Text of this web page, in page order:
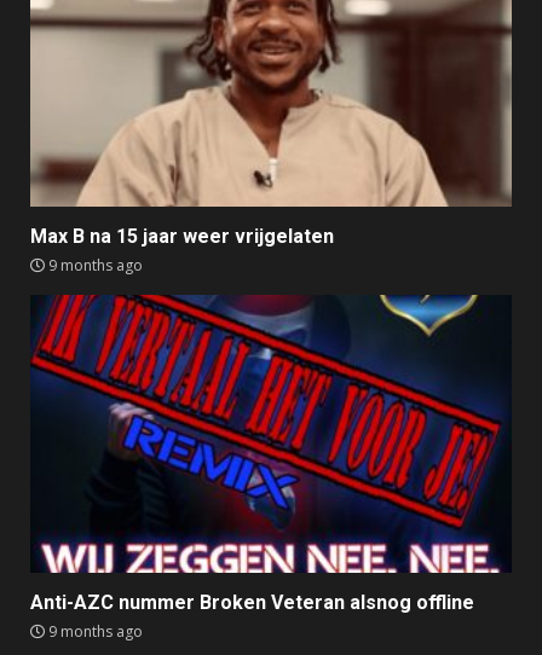
Max B na 15 jaar weer vrijgelaten
9 months ago
Anti-AZC nummer Broken Veteran alsnog offline
9 months ago